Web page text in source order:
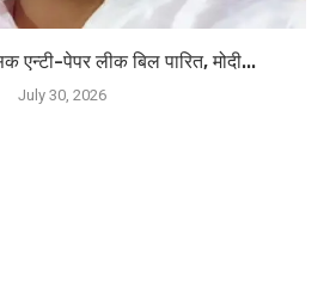
एन्टी-पेपर लीक बिल पारित, मोदी...
July 30, 2026